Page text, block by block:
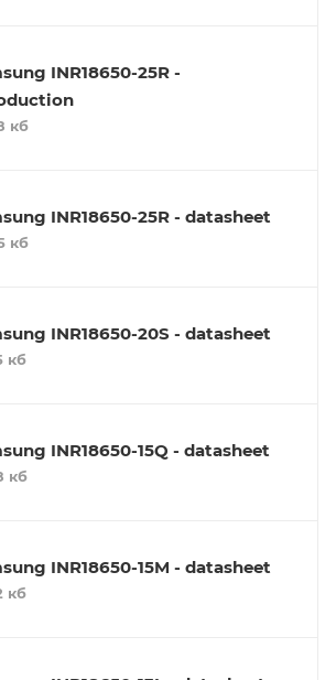
INR18650-25R -
кб
INR18650-25R - datasheet
кб
INR18650-20S - datasheet
кб
INR18650-15Q - datasheet
кб
INR18650-15M - datasheet
кб